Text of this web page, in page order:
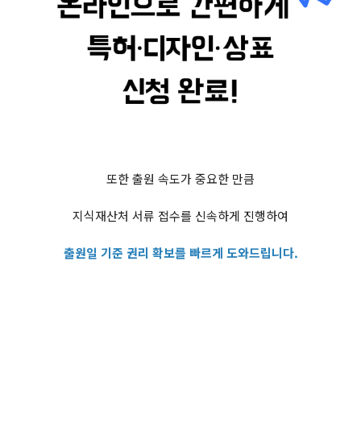
또한 출원 속도가 중요한 만큼
지식재산처 서류 접수를 신속하게 진행하여
출원일 기준 권리 확보를 빠르게 도와드립니다.